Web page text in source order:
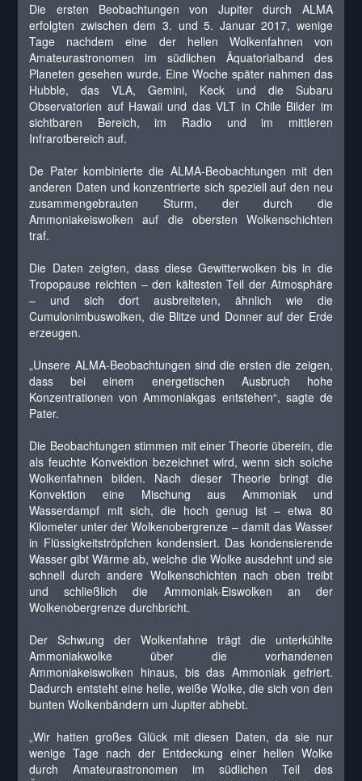
Die ersten Beobachtungen von Jupiter durch ALMA
erfolgten zwischen dem 3. und 5. Januar 2017, wenige
Tage nachdem eine der hellen Wolkenfahnen von
Amateurastronomen im südlichen Äquatorialband des
Planeten gesehen wurde. Eine Woche später nahmen das
Hubble, das VLA, Gemini, Keck und die Subaru
Observatorien auf Hawaii und das VLT in Chile Bilder im
sichtbaren Bereich, im Radio und im mittleren
Infrarotbereich auf.
De Pater kombinierte die ALMA-Beobachtungen mit den
anderen Daten und konzentrierte sich speziell auf den neu
zusammengebrauten Sturm, der durch die
Ammoniakeiswolken auf die obersten Wolkenschichten
traf.
Die Daten zeigten, dass diese Gewitterwolken bis in die
Tropopause reichten – den kältesten Teil der Atmosphäre
– und sich dort ausbreiteten, ähnlich wie die
Cumulonimbuswolken, die Blitze und Donner auf der Erde
erzeugen.
„Unsere ALMA-Beobachtungen sind die ersten die zeigen,
dass bei einem energetischen Ausbruch hohe
Konzentrationen von Ammoniakgas entstehen“, sagte de
Pater.
Die Beobachtungen stimmen mit einer Theorie überein, die
als feuchte Konvektion bezeichnet wird, wenn sich solche
Wolkenfahnen bilden. Nach dieser Theorie bringt die
Konvektion eine Mischung aus Ammoniak und
Wasserdampf mit sich, die hoch genug ist – etwa 80
Kilometer unter der Wolkenobergrenze – damit das Wasser
in Flüssigkeitströpfchen kondensiert. Das kondensierende
Wasser gibt Wärme ab, welche die Wolke ausdehnt und sie
schnell durch andere Wolkenschichten nach oben treibt
und schließlich die Ammoniak-Eiswolken an der
Wolkenobergrenze durchbricht.
Der Schwung der Wolkenfahne trägt die unterkühlte
Ammoniakwolke über die vorhandenen
Ammoniakeiswolken hinaus, bis das Ammoniak gefriert.
Dadurch entsteht eine helle, weiße Wolke, die sich von den
bunten Wolkenbändern um Jupiter abhebt.
„Wir hatten großes Glück mit diesen Daten, da sie nur
wenige Tage nach der Entdeckung einer hellen Wolke
durch Amateurastronomen im südlichen Teil des